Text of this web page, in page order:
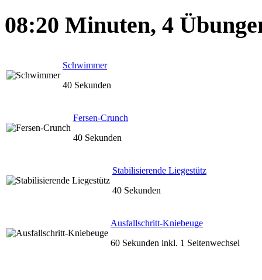
08:20 Minuten, 4
Schwimmer
40 Sekunden
Fersen-Crunch
40 Sekunden
Stabilisierende Liegestütz
40 Sekunden
Ausfallschritt-Kniebeuge
60 Sekunden inkl. 1 Seitenwechsel